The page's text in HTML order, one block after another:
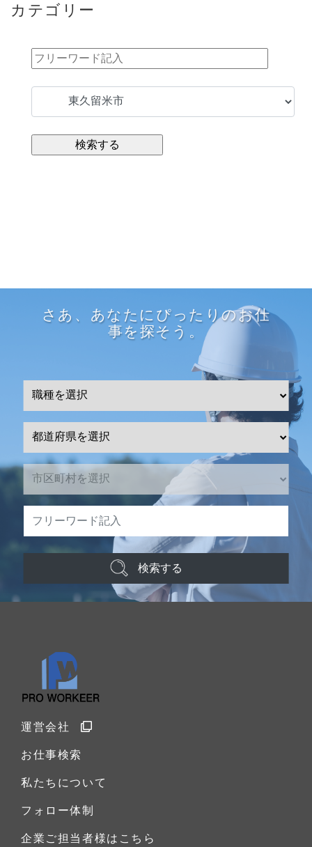
カテゴリー
さあ、あなたにぴったりのお仕
事を探そう。
検索する
運営会社
お仕事検索
私たちについて
フォロー体制
企業ご担当者様はこちら